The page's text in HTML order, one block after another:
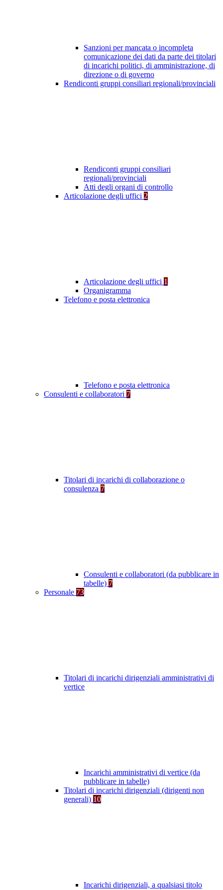
Sanzioni per mancata o incompleta
comunicazione dei dati da parte dei titolari
di incarichi politici, di amministrazione, di
direzione o di governo
Rendiconti gruppi consiliari regionali/provinciali
Rendiconti gruppi consiliari
regionali/provinciali
Atti degli organi di controllo
Articolazione degli uffici 2
Articolazione degli uffici 1
Organigramma
Telefono e posta elettronica
Telefono e posta elettronica
Consulenti e collaboratori 7
Titolari di incarichi di collaborazione o
consulenza 7
Consulenti e collaboratori (da pubblicare in
tabelle) 7
Personale 73
Titolari di incarichi dirigenziali amministrativi di
vertice
Incarichi amministrativi di vertice (da
pubblicare in tabelle)
Titolari di incarichi dirigenziali (dirigenti non
generali) 10
Incarichi dirigenziali, a qualsiasi titolo